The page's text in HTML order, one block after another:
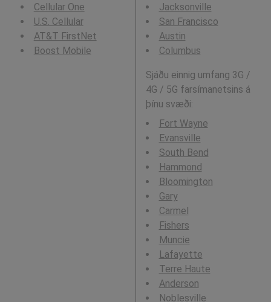
Cellular One
U.S. Cellular
AT&T FirstNet
Boost Mobile
Jacksonville
San Francisco
Austin
Columbus
Sjáðu einnig umfang 3G /
4G / 5G farsímanetsins á
þínu svæði:
Fort Wayne
Evansville
South Bend
Hammond
Bloomington
Gary
Carmel
Fishers
Muncie
Lafayette
Terre Haute
Anderson
Noblesville